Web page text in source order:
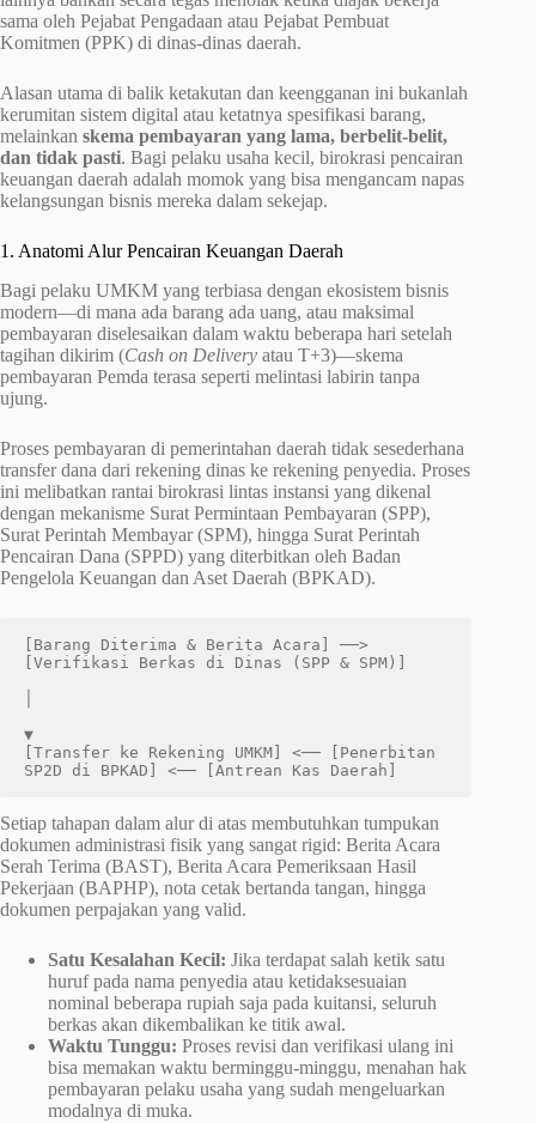
sama oleh Pejabat Pengadaan atau Pejabat Pembuat
Komitmen (PPK) di dinas-dinas daerah.
Alasan utama di balik ketakutan dan keengganan ini bukanlah
kerumitan sistem digital atau ketatnya spesifikasi barang,
melainkan skema pembayaran yang lama, berbelit-belit,
dan tidak pasti. Bagi pelaku usaha kecil, birokrasi pencairan
keuangan daerah adalah momok yang bisa mengancam napas
kelangsungan bisnis mereka dalam sekejap.
1. Anatomi Alur Pencairan Keuangan Daerah
Bagi pelaku UMKM yang terbiasa dengan ekosistem bisnis
modern—di mana ada barang ada uang, atau maksimal
pembayaran diselesaikan dalam waktu beberapa hari setelah
tagihan dikirim (Cash on Delivery atau T+3)—skema
pembayaran Pemda terasa seperti melintasi labirin tanpa
ujung.
Proses pembayaran di pemerintahan daerah tidak sesederhana
transfer dana dari rekening dinas ke rekening penyedia. Proses
ini melibatkan rantai birokrasi lintas instansi yang dikenal
dengan mekanisme Surat Permintaan Pembayaran (SPP),
Surat Perintah Membayar (SPM), hingga Surat Perintah
Pencairan Dana (SPPD) yang diterbitkan oleh Badan
Pengelola Keuangan dan Aset Daerah (BPKAD).
[Barang Diterima & Berita Acara] ──>
[Verifikasi Berkas di Dinas (SPP & SPM)]
▼
[Transfer ke Rekening UMKM] <── [Penerbitan
Setiap tahapan dalam alur di atas membutuhkan tumpukan
dokumen administrasi fisik yang sangat rigid: Berita Acara
Serah Terima (BAST), Berita Acara Pemeriksaan Hasil
Pekerjaan (BAPHP), nota cetak bertanda tangan, hingga
dokumen perpajakan yang valid.
Satu Kesalahan Kecil: Jika terdapat salah ketik satu
huruf pada nama penyedia atau ketidaksesuaian
nominal beberapa rupiah saja pada kuitansi, seluruh
berkas akan dikembalikan ke titik awal.
Waktu Tunggu: Proses revisi dan verifikasi ulang ini
bisa memakan waktu berminggu-minggu, menahan hak
pembayaran pelaku usaha yang sudah mengeluarkan
modalnya di muka.